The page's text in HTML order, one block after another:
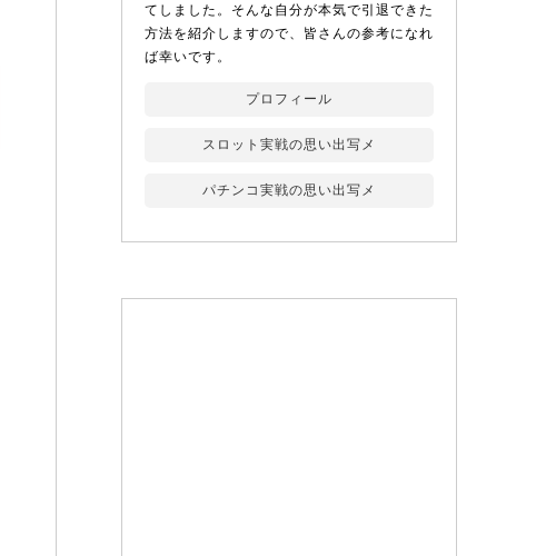
てしました。そんな自分が本気で引退できた
方法を紹介しますので、皆さんの参考になれ
ば幸いです。
プロフィール
スロット実戦の思い出写メ
パチンコ実戦の思い出写メ